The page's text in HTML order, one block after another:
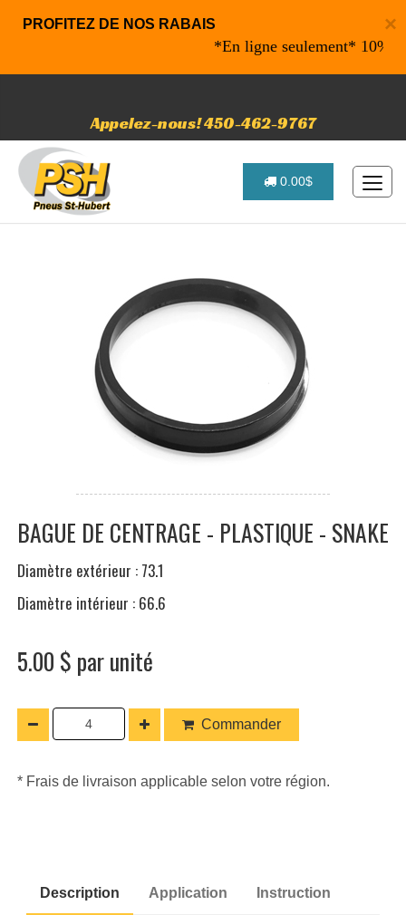
×
PROFITEZ DE NOS RABAIS
*En ligne seulement* 10% de
Appelez-nous! 450-462-9767
0.00$
BAGUE DE CENTRAGE - PLASTIQUE - SNAKE
Diamètre extérieur : 73.1
Diamètre intérieur : 66.6
5.00 $ par unité
Commander
* Frais de livraison applicable selon votre région.
Description Application Instruction